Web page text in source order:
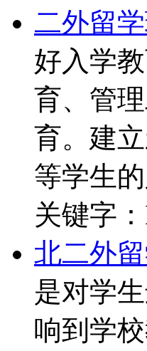
二外留
好入学
育、管
育。建
等学生
关键字
北二外
是对学
响到学